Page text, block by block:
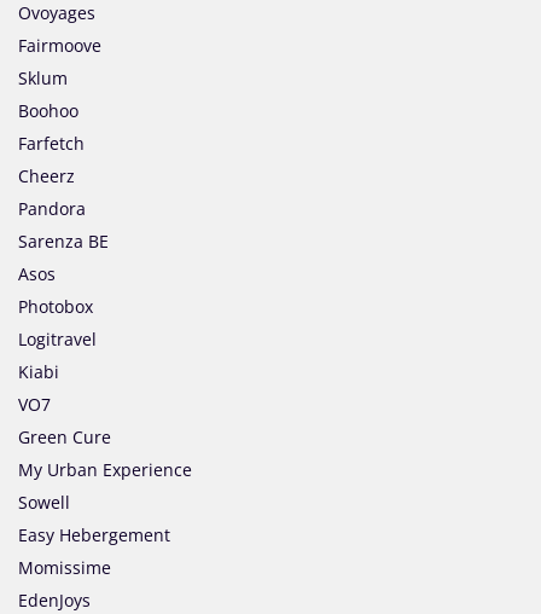
Ovoyages
Fairmoove
Sklum
Boohoo
Farfetch
Cheerz
Pandora
Sarenza BE
Asos
Photobox
Logitravel
Kiabi
VO7
Green Cure
My Urban Experience
Sowell
Easy Hebergement
Momissime
EdenJoys